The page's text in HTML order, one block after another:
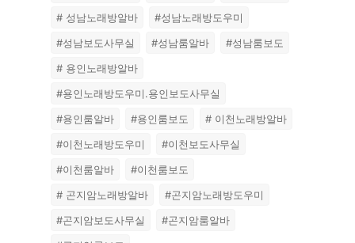
# 성남노래방알바
#성남노래방도우미
#성남보도사무실
#성남룸알바
#성남룸보도
# 용인노래방알바
#용인노래방도우미.용인보도사무실
#용인룸알바
#용인룸보도
# 이천노래방알바
#이천노래방도우미
#이천보도사무실
#이천룸알바
#이천룸보도
# 곤지암노래방알바
#곤지암노래방도우미
#곤지암보도사무실
#곤지암룸알바